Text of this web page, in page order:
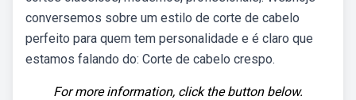
conversemos sobre um estilo de corte de cabelo
perfeito para quem tem personalidade e é claro que
estamos falando do: Corte de cabelo crespo.
For more information, click the button below.